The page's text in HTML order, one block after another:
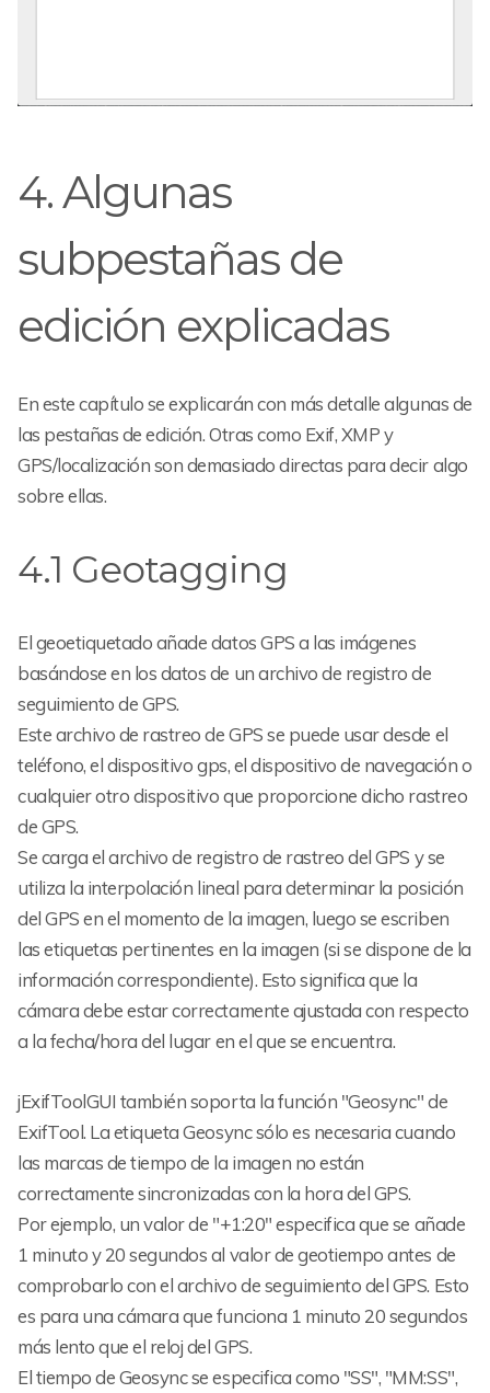
4. Algunas
subpestañas de
edición explicadas
En este capítulo se explicarán con más detalle algunas de
las pestañas de edición. Otras como Exif, XMP y
GPS/localización son demasiado directas para decir algo
sobre ellas.
4.1 Geotagging
El geoetiquetado añade datos GPS a las imágenes
basándose en los datos de un archivo de registro de
seguimiento de GPS.
Este archivo de rastreo de GPS se puede usar desde el
teléfono, el dispositivo gps, el dispositivo de navegación o
cualquier otro dispositivo que proporcione dicho rastreo
de GPS.
Se carga el archivo de registro de rastreo del GPS y se
utiliza la interpolación lineal para determinar la posición
del GPS en el momento de la imagen, luego se escriben
las etiquetas pertinentes en la imagen (si se dispone de la
información correspondiente). Esto significa que la
cámara debe estar correctamente ajustada con respecto
a la fecha/hora del lugar en el que se encuentra.
jExifToolGUI también soporta la función "Geosync" de
ExifTool. La etiqueta Geosync sólo es necesaria cuando
las marcas de tiempo de la imagen no están
correctamente sincronizadas con la hora del GPS.
Por ejemplo, un valor de "+1:20" especifica que se añade
1 minuto y 20 segundos al valor de geotiempo antes de
comprobarlo con el archivo de seguimiento del GPS. Esto
es para una cámara que funciona 1 minuto 20 segundos
más lento que el reloj del GPS.
El tiempo de Geosync se especifica como "SS", "MM:SS",